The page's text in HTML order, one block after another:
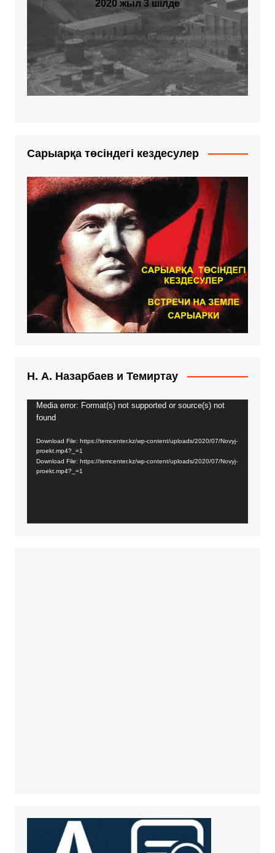
2020 жыл 3 шілде
Сарыарқа төсіндегі кездесулер
Н. А. Назарбаев и Темиртау
Video
Player
Media error: Format(s) not supported or source(s) not
found
Download File: https://temcenter.kz/wp-content/uploads/2020/07/Novyj-
proekt.mp4?_=1
Download File: https://temcenter.kz/wp-content/uploads/2020/07/Novyj-
proekt.mp4?_=1